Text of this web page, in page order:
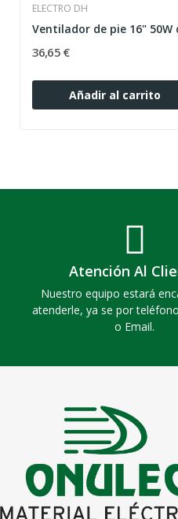
ELECTRO DH
36,65 €
Añadir al carrito
Atención Al
Nuestro equipo estará
atenderle, ya se por
o Email.